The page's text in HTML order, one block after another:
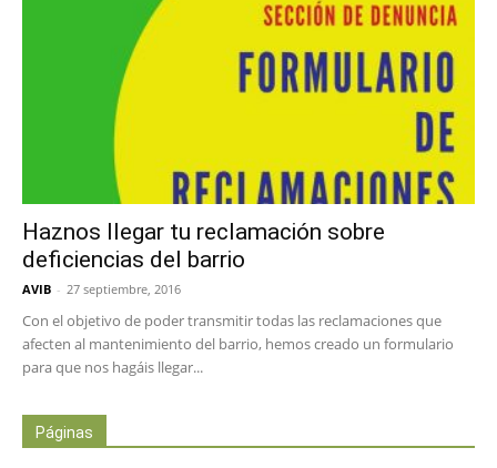
Haznos llegar tu reclamación sobre
deficiencias del barrio
AVIB - 27 septiembre, 2016
Con el objetivo de poder transmitir todas las reclamaciones que
afecten al mantenimiento del barrio, hemos creado un formulario
para que nos hagáis llegar...
Páginas